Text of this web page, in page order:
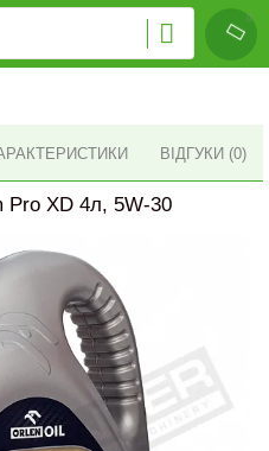
ВІДГУКИ (0)
Pro XD 4л, 5W-30